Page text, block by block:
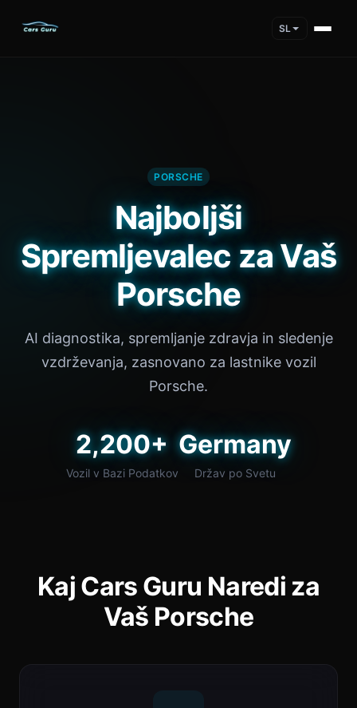
SL
PORSCHE
Najboljši
Spremljevalec za Vaš
Porsche
AI diagnostika, spremljanje zdravja in sledenje
vzdrževanja, zasnovano za lastnike vozil
Porsche.
2,200+
Vozil v Bazi Podatkov
Germany
Držav po Svetu
Kaj Cars Guru Naredi za
Vaš Porsche